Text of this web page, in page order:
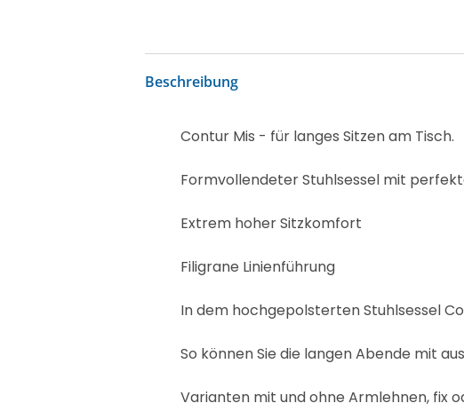
Beschreibung
Contur Mis - für langes Sitzen am Tisch.
Formvollendeter Stuhlsessel mit
Extrem hoher Sitzkomfort
Filigrane Linienführung
In dem hochgepolsterten Stuhlsessel
So können Sie die langen Abende mit
Varianten mit und ohne Armlehnen, fix